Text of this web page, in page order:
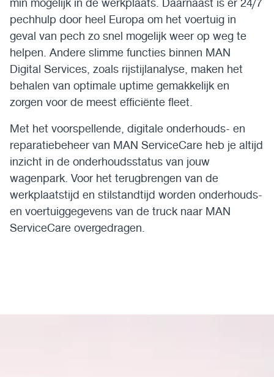
pechhulp door heel Europa om het voertuig in
geval van pech zo snel mogelijk weer op weg te
helpen. Andere slimme functies binnen MAN
Digital Services, zoals rijstijlanalyse, maken het
behalen van optimale uptime gemakkelijk en
zorgen voor de meest efficiënte fleet.
Met het voorspellende, digitale onderhouds- en
reparatiebeheer van MAN ServiceCare heb je altijd
inzicht in de onderhoudsstatus van jouw
wagenpark. Voor het terugbrengen van de
werkplaatstijd en stilstandtijd worden onderhouds-
en voertuiggegevens van de truck naar MAN
ServiceCare overgedragen.